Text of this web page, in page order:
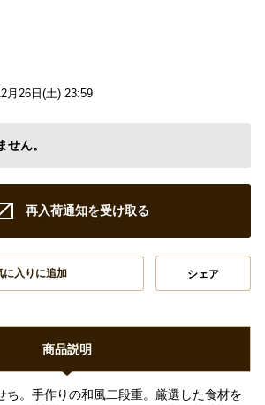
月26日(土) 23:59
ん。
再入荷通知を受け取る
に入りに追加 シェア
商品説明
ち。手作りの和風二段重。厳選した食材を